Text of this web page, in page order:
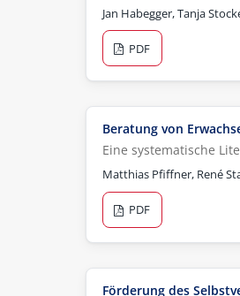
Jan Habegger, Tanja
PDF
Beratung von
Eine systematische
Matthias Pfiffner, René
PDF
Förderung des